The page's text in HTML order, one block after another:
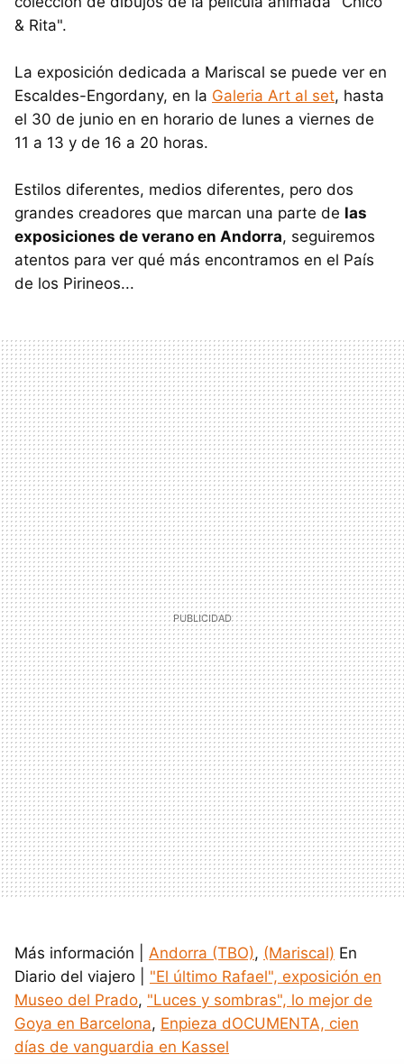
& Rita".
La exposición dedicada a Mariscal se puede ver en
Escaldes-Engordany, en la Galeria Art al set, hasta
el 30 de junio en en horario de lunes a viernes de
11 a 13 y de 16 a 20 horas.
Estilos diferentes, medios diferentes, pero dos
grandes creadores que marcan una parte de las
exposiciones de verano en Andorra, seguiremos
atentos para ver qué más encontramos en el País
de los Pirineos...
Más información | Andorra (TBO), (Mariscal) En
Diario del viajero | "El último Rafael", exposición en
Museo del Prado, "Luces y sombras", lo mejor de
Goya en Barcelona, Enpieza dOCUMENTA, cien
días de vanguardia en Kassel